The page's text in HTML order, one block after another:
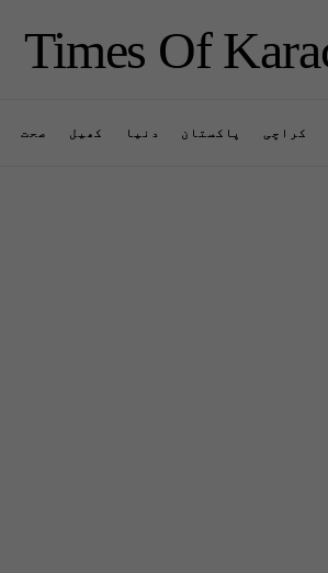
کراچی پاکستان دنیا کھیل صحت